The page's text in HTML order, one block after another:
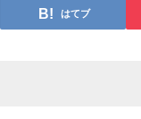
はてブ